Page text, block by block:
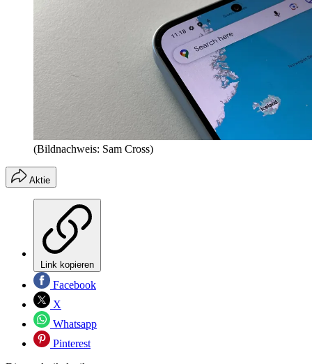
(Bildnachweis: Sam Cross)
Aktie
Link kopieren
Facebook
X
Whatsapp
Pinterest